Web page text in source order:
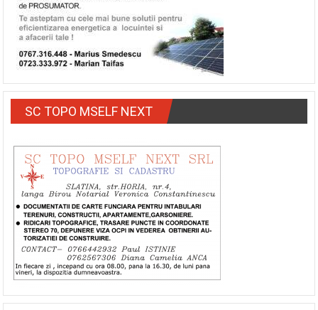
SC TOPO MSELF NEXT